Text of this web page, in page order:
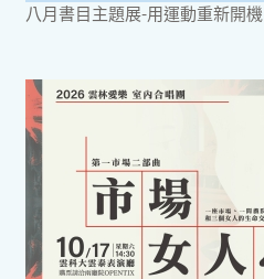
八月書目主題展-用運動重新開機